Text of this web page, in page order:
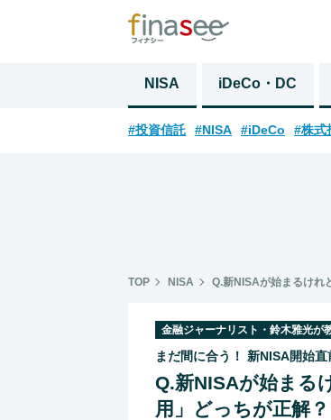
NISA iDeCo・DC
#投資信託 #NISA #iDeCo #株式
TOP NISA Q.新NISAが始まるけれ
金融ジャーナリスト・鈴木雅光が
まだ間に合う！ 新NISA開始
Q.新NISAが始まる
用」どっちが正解？